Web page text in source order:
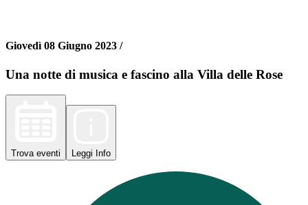
Giovedì 08 Giugno 2023 /
Una notte di musica e fascino alla Villa delle Rose
Trova eventi Leggi Info